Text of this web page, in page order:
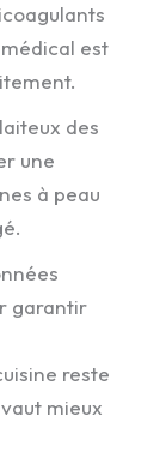
est
des
une
à peau
garantir
reste
mieux